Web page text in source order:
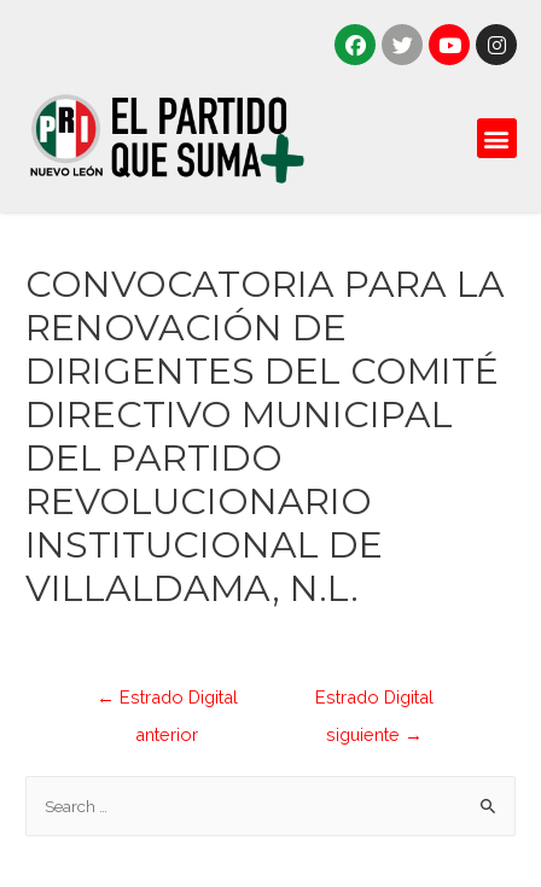
CONVOCATORIA PARA LA
RENOVACIÓN DE
DIRIGENTES DEL COMITÉ
DIRECTIVO MUNICIPAL
DEL PARTIDO
REVOLUCIONARIO
INSTITUCIONAL DE
VILLALDAMA, N.L.
← Estrado Digital
anterior
Estrado Digital
siguiente →